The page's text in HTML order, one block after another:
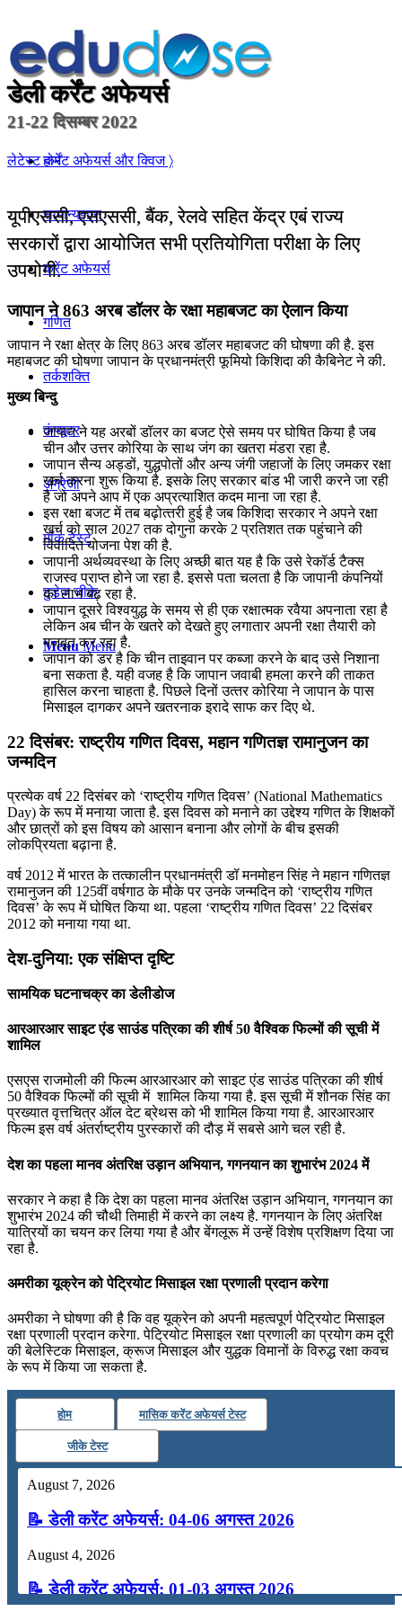
होम
सामान्यज्ञान
करेंट अफेयर्स
गणित
तर्कशक्ति
कंप्यूटर
अंग्रेजी
मॉक टेस्ट
टुडेज जीके
Menu Menu
डेली कर्रेंट अफेयर्स
21-22 दिसम्बर 2022
लेटेस्ट कर्रेंट अफेयर्स और क्विज 〉
यूपीएससी, एसएससी, बैंक, रेलवे सहित केंद्र एबं राज्य
सरकारों द्वारा आयोजित सभी प्रतियोगिता परीक्षा के लिए
उपयोगी.
जापान ने 863 अरब डॉलर के रक्षा महाबजट का ऐलान किया
जापान ने रक्षा क्षेत्र के लिए 863 अरब डॉलर महाबजट की घोषणा की है. इस
महाबजट की घोषणा जापान के प्रधानमंत्री फूमियो किश‍िदा की कैबिनेट ने की.
मुख्य बिन्दु
जापान ने यह अरबों डॉलर का बजट ऐसे समय पर घोषित किया है जब
चीन और उत्तर कोरिया के साथ जंग का खतरा मंडरा रहा है.
जापान सैन्‍य अड्डों, युद्धपोतों और अन्‍य जंगी जहाजों के लिए जमकर रक्षा
खर्च करना शुरू किया है. इसके लिए सरकार बांड भी जारी करने जा रही
है जो अपने आप में एक अप्रत्याशित कदम माना जा रहा है.
इस रक्षा बजट में तब बढ़ोत्‍तरी हुई है जब किशिदा सरकार ने अपने रक्षा
खर्च को साल 2027 तक दोगुना करके 2 प्रतिशत तक पहुंचाने की
विवादित योजना पेश की है.
जापानी अर्थव्‍यवस्‍था के लिए अच्‍छी बात यह है कि उसे रेकॉर्ड टैक्‍स
राजस्‍व प्राप्‍त होने जा रहा है. इससे पता चलता है कि जापानी कंपनियों
का लाभ बढ़ रहा है.
जापान दूसरे विश्‍वयुद्ध के समय से ही एक रक्षात्मक रवैया अपनाता रहा है
लेकिन अब चीन के खतरे को देखते हुए लगातार अपनी रक्षा तैयारी को
मजबूत कर रहा है.
जापान को डर है कि चीन ताइवान पर कब्‍जा करने के बाद उसे निशाना
बना सकता है. यही वजह है कि जापान जवाबी हमला करने की ताकत
हासिल करना चाहता है. पिछले दिनों उत्‍तर कोरिया ने जापान के पास
मिसाइल दागकर अपने खतरनाक इरादे साफ कर दिए थे.
22 दिसंबर: राष्ट्रीय गणित दिवस, महान गणितज्ञ रामानुजन का
जन्मदिन
प्रत्येक वर्ष 22 दिसंबर को ‘राष्ट्रीय गणित दिवस’ (National Mathematics
Day) के रूप में मनाया जाता है. इस दिवस को मनाने का उद्देश्य गणित के शिक्षकों
और छात्रों को इस विषय को आसान बनाना और लोगों के बीच इसकी
लोकप्रियता बढ़ाना है.
वर्ष 2012 में भारत के तत्कालीन प्रधानमंत्री डॉ मनमोहन सिंह ने महान गणितज्ञ
रामानुजन की 125वीं वर्षगाठ के मौके पर उनके जन्मदिन को ‘राष्ट्रीय गणित
दिवस’ के रूप में घोषित किया था. पहला ‘राष्ट्रीय गणित दिवस’ 22 दिसंबर
2012 को मनाया गया था.
देश-दुनिया: एक संक्षिप्त दृष्टि
सामयिक घटनाचक्र का डेलीडोज
आरआरआर साइट एंड साउंड पत्रिका की शीर्ष 50 वैश्विक फिल्मों की सूची में
शामिल
एसएस राजमोली की फिल्म आरआरआर को साइट एंड साउंड पत्रिका की शीर्ष
50 वैश्विक फिल्मों की सूची में शामिल किया गया है. इस सूची में शौनक सिंह का
प्रख्‍यात वृत्तचित्र ऑल देट ब्रेथस को भी शामिल किया गया है. आरआरआर
फिल्म इस वर्ष अंतर्राष्ट्रीय पुरस्कारों की दौड़ में सबसे आगे चल रही है.
देश का पहला मानव अंतरिक्ष उड़ान अभियान, गगनयान का शुभारंभ 2024 में
सरकार ने कहा है कि देश का पहला मानव अंतरिक्ष उड़ान अभियान, गगनयान का
शुभारंभ 2024 की चौथी तिमाही में करने का लक्ष्‍य है. गगनयान के लिए अं‍तरिक्ष
यात्रियों का चयन कर लिया गया है और बेंगलूरू में उन्‍हें विशेष प्रशिक्षण दिया जा
रहा है.
अमरीका यूक्रेन को पेट्रियोट मिसाइल रक्षा प्रणाली प्रदान करेगा
अमरीका ने घोषणा की है कि वह यूक्रेन को अपनी महत्‍वपूर्ण पेट्रियोट मिसाइल
रक्षा प्रणाली प्रदान करेगा. पेट्रियोट मिसाइल रक्षा प्रणाली का प्रयोग कम दूरी
की बेलेस्टिक मिसाइल, क्रूज मिसाइल और युद्धक विमानों के विरुद्ध रक्षा कवच
के रूप में किया जा सकता है.
होम मासिक करेंट अफेयर्स टेस्ट
जीके टेस्ट
August 7, 2026
📝 डेली करेंट अफेयर्स: 04-06 अगस्त 2026
August 4, 2026
📝 डेली करेंट अफेयर्स: 01-03 अगस्त 2026